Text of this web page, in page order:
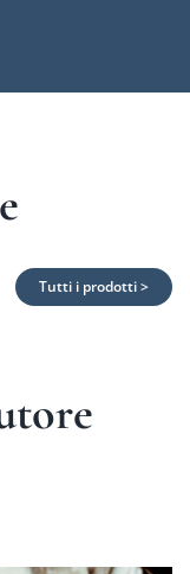
Tutti i prodotti >